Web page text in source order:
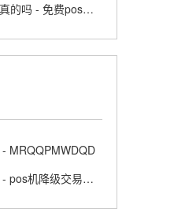
正规POS机免费领取是真的吗 - 免费pos机套路
MRQQPMWDQD
用错POS机被银行降额 - pos机降级交易怎么处理